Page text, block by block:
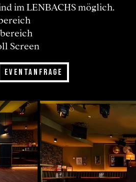
im LENBACHS möglich.
Screen
EVENTANFRAGE